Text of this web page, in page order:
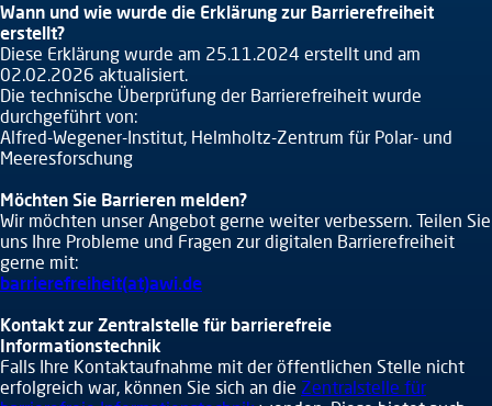
Wann und wie wurde die Erklärung zur Barrierefreiheit
erstellt?
Diese Erklärung wurde am 25.11.2024 erstellt und am
02.02.2026 aktualisiert.
Die technische Überprüfung der Barrierefreiheit wurde
durchgeführt von:
Alfred-Wegener-Institut, Helmholtz-Zentrum für Polar- und
Meeresforschung
Möchten Sie Barrieren melden?
Wir möchten unser Angebot gerne weiter verbessern. Teilen Sie
uns Ihre Probleme und Fragen zur digitalen Barrierefreiheit
gerne mit:
barrierefreiheit(at)awi.de
Kontakt zur Zentralstelle für barrierefreie
Informationstechnik
Falls Ihre Kontaktaufnahme mit der öffentlichen Stelle nicht
erfolgreich war, können Sie sich an die Zentralstelle für